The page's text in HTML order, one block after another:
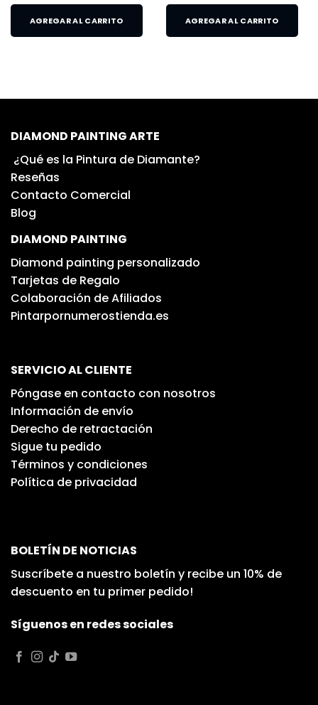
AGREGAR AL CARRITO AGREGAR AL CARRITO
DIAMOND PAINTING ARTE
¿Qué es la Pintura de Diamante?
Reseñas
Contacto Comercial
Blog
DIAMOND PAINTING
Diamond painting personalizado
Tarjetas de Regalo
Colaboración de Afiliados
Pintarpornumerostienda.es
SERVICIO AL CLIENTE
Póngase en contacto con nosotros
Información de envío
Derecho de retractación
Sigue tu pedido
Términos y condiciones
Política de privacidad
BOLETÍN DE NOTICIAS
Suscríbete a nuestro boletín y recibe un 10% de
descuento en tu primer pedido!
Síguenos en redes sociales